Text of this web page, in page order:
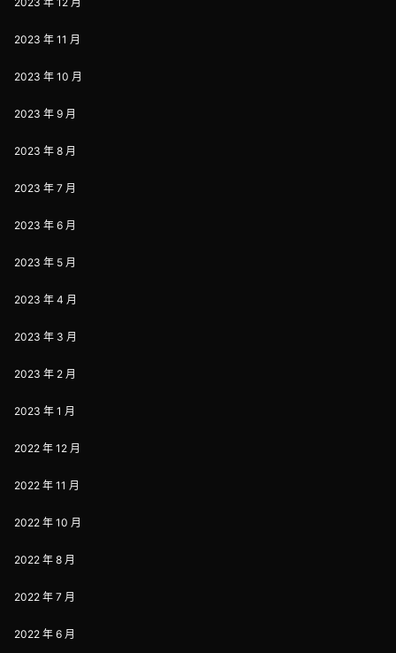
2023 年 11 月
2023 年 10 月
2023 年 9 月
2023 年 8 月
2023 年 7 月
2023 年 6 月
2023 年 5 月
2023 年 4 月
2023 年 3 月
2023 年 2 月
2023 年 1 月
2022 年 12 月
2022 年 11 月
2022 年 10 月
2022 年 8 月
2022 年 7 月
2022 年 6 月